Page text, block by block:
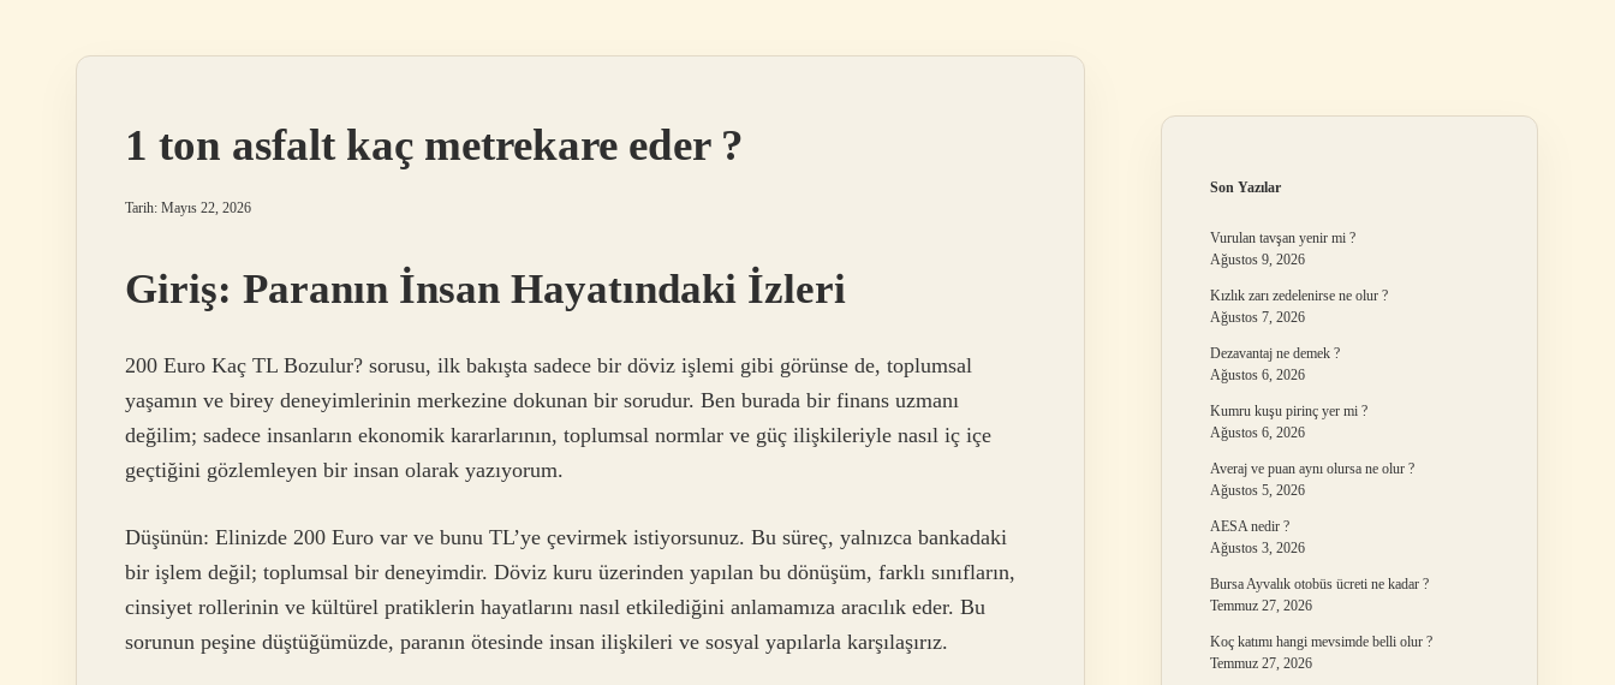
1 ton asfalt kaç metrekare eder ?
Tarih: Mayıs 22, 2026
Giriş: Paranın İnsan Hayatındaki İzleri
200 Euro Kaç TL Bozulur? sorusu, ilk bakışta sadece bir döviz işlemi gibi görünse de, toplumsal
yaşamın ve birey deneyimlerinin merkezine dokunan bir sorudur. Ben burada bir finans uzmanı
değilim; sadece insanların ekonomik kararlarının, toplumsal normlar ve güç ilişkileriyle nasıl iç içe
geçtiğini gözlemleyen bir insan olarak yazıyorum.
Düşünün: Elinizde 200 Euro var ve bunu TL’ye çevirmek istiyorsunuz. Bu süreç, yalnızca bankadaki
bir işlem değil; toplumsal bir deneyimdir. Döviz kuru üzerinden yapılan bu dönüşüm, farklı sınıfların,
cinsiyet rollerinin ve kültürel pratiklerin hayatlarını nasıl etkilediğini anlamamıza aracılık eder. Bu
sorunun peşine düştüğümüzde, paranın ötesinde insan ilişkileri ve sosyal yapılarla karşılaşırız.
Son Yazılar
Vurulan tavşan yenir mi ?
Ağustos 9, 2026
Kızlık zarı zedelenirse ne olur ?
Ağustos 7, 2026
Dezavantaj ne demek ?
Ağustos 6, 2026
Kumru kuşu pirinç yer mi ?
Ağustos 6, 2026
Averaj ve puan aynı olursa ne olur ?
Ağustos 5, 2026
AESA nedir ?
Ağustos 3, 2026
Bursa Ayvalık otobüs ücreti ne kadar ?
Temmuz 27, 2026
Koç katımı hangi mevsimde belli olur ?
Temmuz 27, 2026